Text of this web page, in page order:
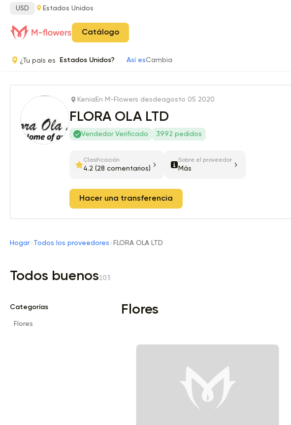
USD Estados Unidos
Catálogo
¿Tu país es Estados Unidos? Así esCambia
Kenia En M-Flowers desdeagosto 05 2020
FLORA OLA LTD
Vendedor Verificado 3992 pedidos
Clasificación
4.2 (28 comentarios)
Sobre el proveedor
Más
Hacer una transferencia
Hogar Todos los proveedores FLORA OLA LTD
Todos buenos103
Categorías
Flores
Flores